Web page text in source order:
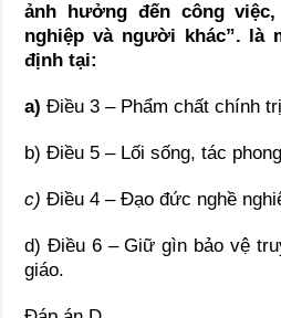
ảnh hưởng đến công
nghiệp và người khác”. là
định tại:
a)Điều 3 – Phẩm chất chính
b) Điều 5 – Lối sống, tác phong
c)Điều 4 – Đạo đức nghề
d) Điều 6 – Giữ gìn bảo vệ
giáo.